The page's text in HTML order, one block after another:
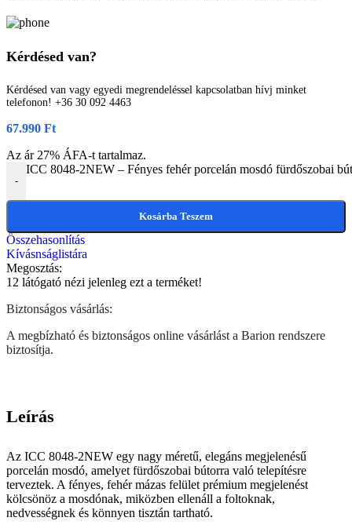
Kérdésed van?
Kérdésed van vagy egyedi megrendeléssel kapcsolatban hívj minket
telefonon! +36 30 092 4463
67.990 Ft
Az ár 27% ÁFA-t tartalmaz.
-
ICC 8048-2NEW – Fényes fehér porcelán mosdó fürdőszobai
Kosárba Teszem
Összehasonlítás
Kívásnságlistára
Megosztás:
12 látógató nézi jelenleg ezt a terméket!
Biztonságos vásárlás:
A megbízható és biztonságos online vásárlást a Barion rendszere
biztosítja.
Leírás
Az ICC 8048-2NEW egy nagy méretű, elegáns megjelenésű
porcelán mosdó, amelyet fürdőszobai bútorra való telepítésre
terveztek. A fényes, fehér mázas felület prémium megjelenést
kölcsönöz a mosdónak, miközben ellenáll a foltoknak,
nedvességnek és könnyen tisztán tartható.